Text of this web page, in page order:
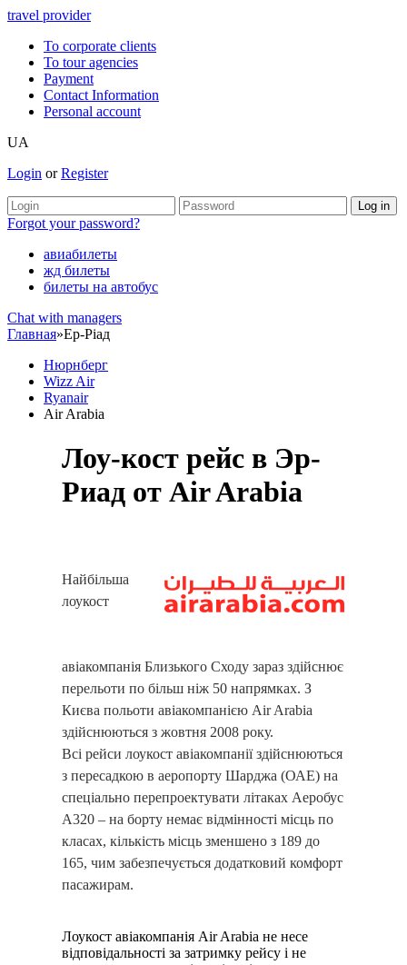
travel provider
To corporate clients
To tour agencies
Payment
Contact Information
Personal account
UA
Login orRegister
Forgot your password?
авиабилеты
жд билеты
билеты на автобус
Chat with managers
Главная»Ер-Ріад
Нюрнберг
Wizz Air
Ryanair
Air Arabia
Лоу-кост рейс в Эр-
Риад от Air Arabia
Найбільша
лоукост
авіакомпанія Близького Сходу зараз здійснює
перельоти по більш ніж 50 напрямках. З
Києва польоти авіакомпанією Air Arabia
здійснюються з жовтня 2008 року.
Всі рейси лоукост авіакомпанії здійснюються
з пересадкою в аеропорту Шарджа (ОАЕ) на
спеціально перепроектувати літаках Аеробус
А320 – на борту немає відмінності місць по
класах, кількість місць зменшено з 189 до
165, чим забезпечується додатковий комфорт
пасажирам.
Лоукост авіакомпанія Air Arabia не несе
відповідальності за затримку рейсу і не